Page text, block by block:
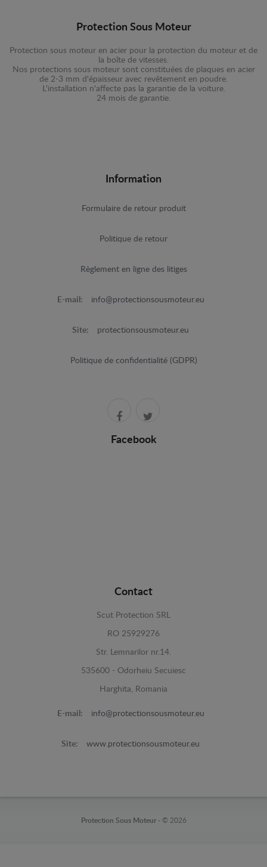
Protection Sous Moteur
Protection sous moteur en acier pour la protection du moteur et de
la boîte de vitesses.
Nos protections sous moteur sont constituées de plaques en acier
de 2-3 mm d'épaisseur avec revêtement en poudre.
L'installation n'affecte pas la garantie de la voiture.
24 mois de garantie.
Information
Formulaire de retour produit
Politique de retour
Règlement en ligne des litiges
E-mail: info@protectionsousmoteur.eu
Site: protectionsousmoteur.eu
Politique de confidentialité (GDPR)
Facebook
Contact
Scut Protection SRL
RO 25929276
Str. Lemnarilor nr.14.
535600 - Odorheiu Secuiesc
Harghita, Romania
E-mail: info@protectionsousmoteur.eu
Site: www.protectionsousmoteur.eu
Protection Sous Moteur - © 2026